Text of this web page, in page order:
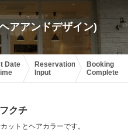
アアンドデザイン)
Date
Reservation
Input
Booking
Complete
クチ
ットとヘアカラーです。